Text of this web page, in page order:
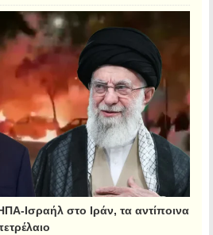
Ισραήλ στο Ιράν, τα αντίποινα